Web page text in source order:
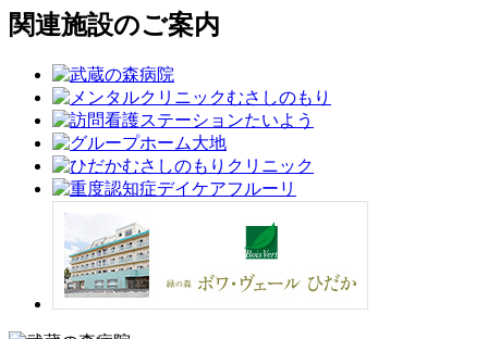
関連施設のご案内